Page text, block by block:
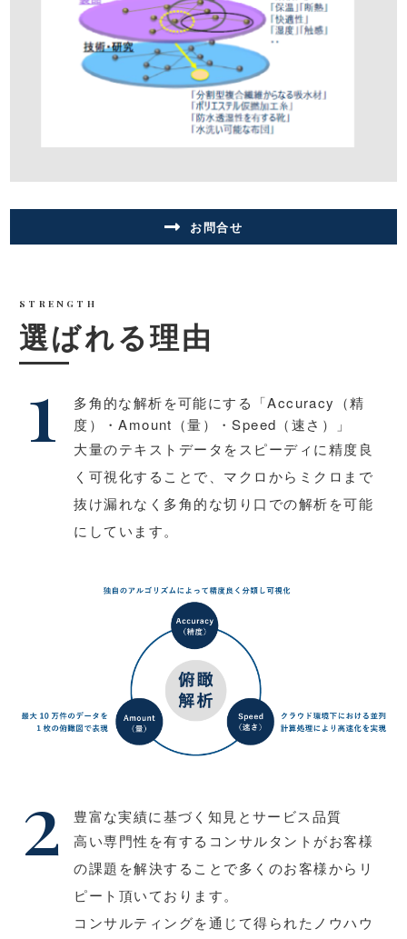
お問合せ
STRENGTH
選ばれる理由
多⾓的な解析を可能にする「Accuracy（精
度）・Amount（量）・Speed（速さ）」
⼤量のテキストデータをスピーディに精度良
く可視化することで、マクロからミクロまで
抜け漏れなく多⾓的な切り⼝での解析を可能
にしています。
豊富な実績に基づく知⾒とサービス品質
⾼い専⾨性を有するコンサルタントがお客様
の課題を解決することで多くのお客様からリ
ピート頂いております。
コンサルティングを通じて得られたノウハウ